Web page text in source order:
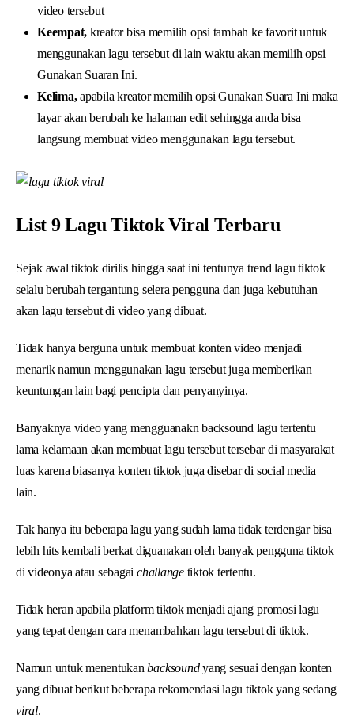
video tersebut
Keempat, kreator bisa memilih opsi tambah ke favorit untuk
menggunakan lagu tersebut di lain waktu akan memilih opsi
Gunakan Suaran Ini.
Kelima,apabila kreator memilih opsi Gunakan Suara Ini maka
layar akan berubah ke halaman edit sehingga anda bisa
langsung membuat video menggunakan lagu tersebut.
List 9 Lagu Tiktok Viral Terbaru
Sejak awal tiktok dirilis hingga saat ini tentunya trend lagu tiktok
selalu berubah tergantung selera pengguna dan juga kebutuhan
akan lagu tersebut di video yang dibuat.
Tidak hanya berguna untuk membuat konten video menjadi
menarik namun menggunakan lagu tersebut juga memberikan
keuntungan lain bagi pencipta dan penyanyinya.
Banyaknya video yang mengguanakn backsound lagu tertentu
lama kelamaan akan membuat lagu tersebut tersebar di masyarakat
luas karena biasanya konten tiktok juga disebar di social media
lain.
Tak hanya itu beberapa lagu yang sudah lama tidak terdengar bisa
lebih hits kembali berkat diguanakan oleh banyak pengguna tiktok
di videonya atau sebagai challange tiktok tertentu.
Tidak heran apabila platform tiktok menjadi ajang promosi lagu
yang tepat dengan cara menambahkan lagu tersebut di tiktok.
Namun untuk menentukan backsoundyang sesuai dengan konten
yang dibuat berikut beberapa rekomendasi lagu tiktok yang sedang
viral.